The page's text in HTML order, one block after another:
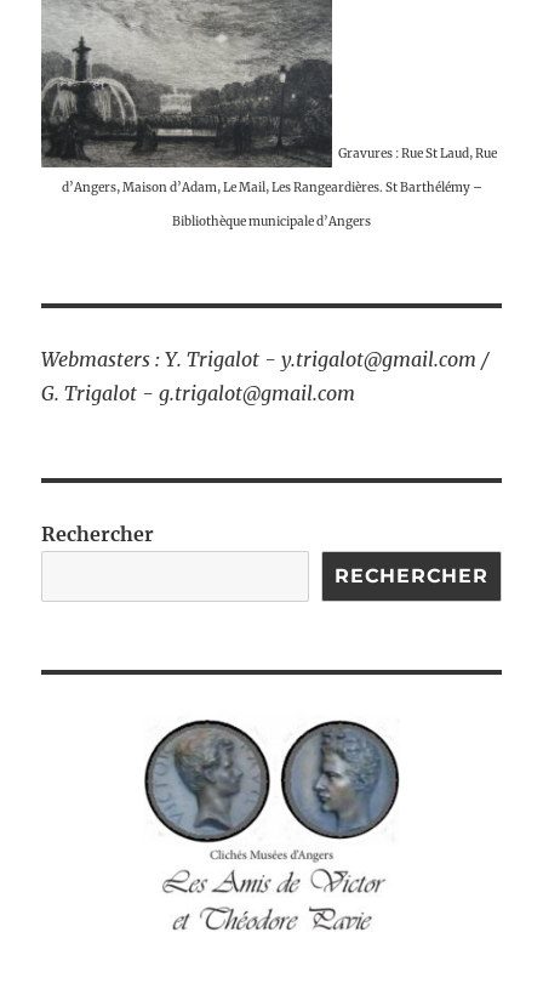
Gravures : Rue St Laud, Rue
d’Angers, Maison d’Adam, Le Mail, Les Rangeardières. St Barthélémy –
Bibliothèque municipale d’Angers
Webmasters : Y. Trigalot - y.trigalot@gmail.com /
G. Trigalot - g.trigalot@gmail.com
Rechercher
RECHERCHER